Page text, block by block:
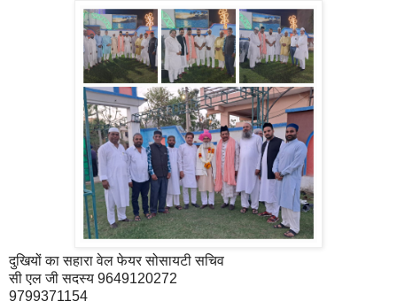
दुखियों का सहारा वेल फेयर सोसायटी सचिव
सी एल जी सदस्य 9649120272
9799371154